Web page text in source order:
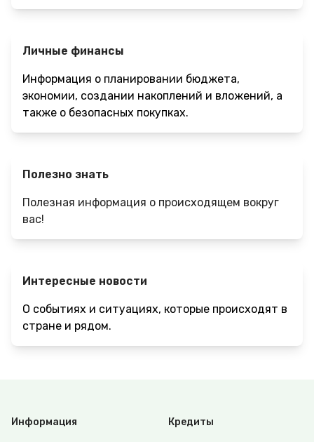
Личные финансы
Информация о планировании бюджета,
экономии, создании накоплений и вложений, а
также о безопасных покупках.
Полезно знать
Полезная информация о происходящем вокруг
вас!
Интересные новости
О событиях и ситуациях, которые происходят в
стране и рядом.
Информация Кредиты